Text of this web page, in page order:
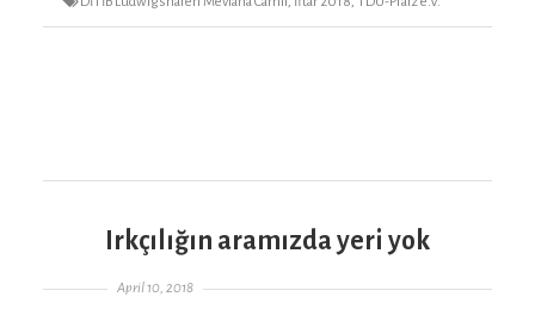
Irkçılığın aramızda yeri yok
Gepostet am
April 10, 2018